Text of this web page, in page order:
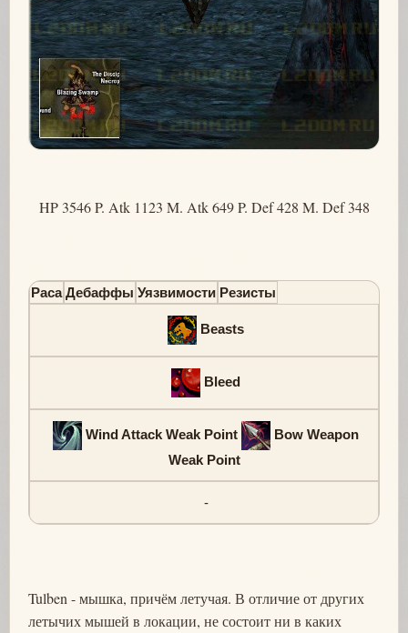
HP 3546 P. Atk 1123 M. Atk 649 P. Def 428 M. Def 348
Раса Дебаффы Уязвимости Резисты
Beasts
Bleed
Wind Attack Weak Point
Bow Weapon
Weak Point
-
Tulben - мышка, причём летучая. В отличие от других
летычих мышей в локации, не состоит ни в каких